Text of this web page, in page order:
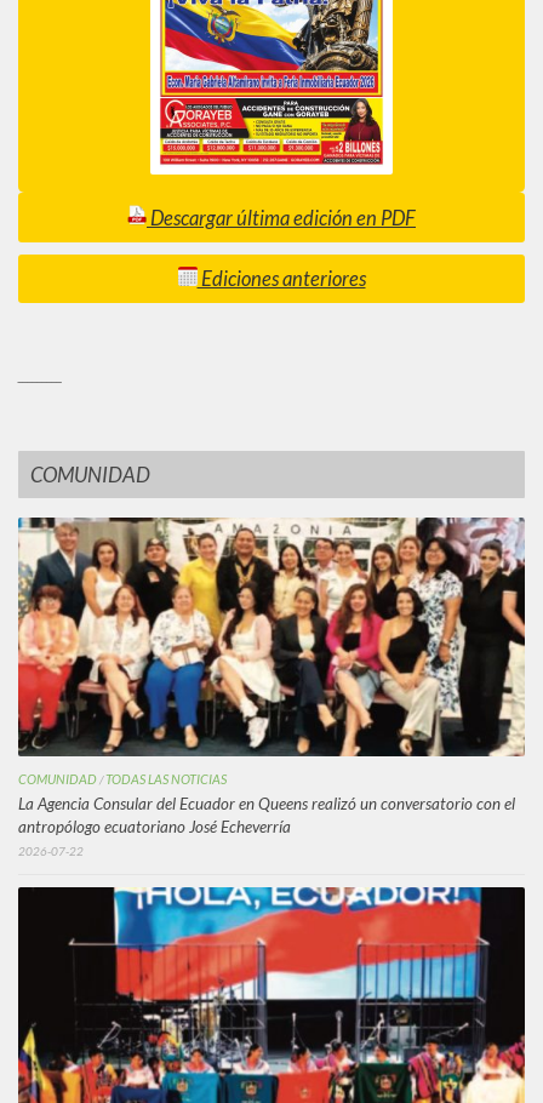
Descargar última edición en PDF
Ediciones anteriores
COMUNIDAD
COMUNIDAD/TODAS LAS NOTICIAS
La Agencia Consular del Ecuador en Queens realizó un conversatorio con el
antropólogo ecuatoriano José Echeverría
2026-07-22